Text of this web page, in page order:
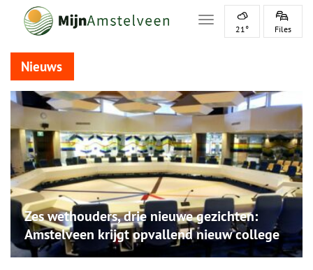
Toggle navigation
21° Files
Nieuws
Zes wethouders, drie nieuwe gezichten:
Amstelveen krijgt opvallend nieuw college